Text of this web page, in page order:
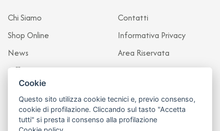
Chi Siamo
Shop Online
News
Officina
Contatti
Informativa Privacy
Area Riservata
Cookie
Questo sito utilizza cookie tecnici e, previo consenso,
cookie di profilazione. Cliccando sul tasto "Accetta
tutti" si presta il consenso alla profilazione